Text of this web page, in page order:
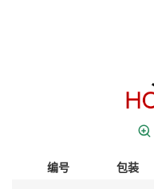
编号 包装